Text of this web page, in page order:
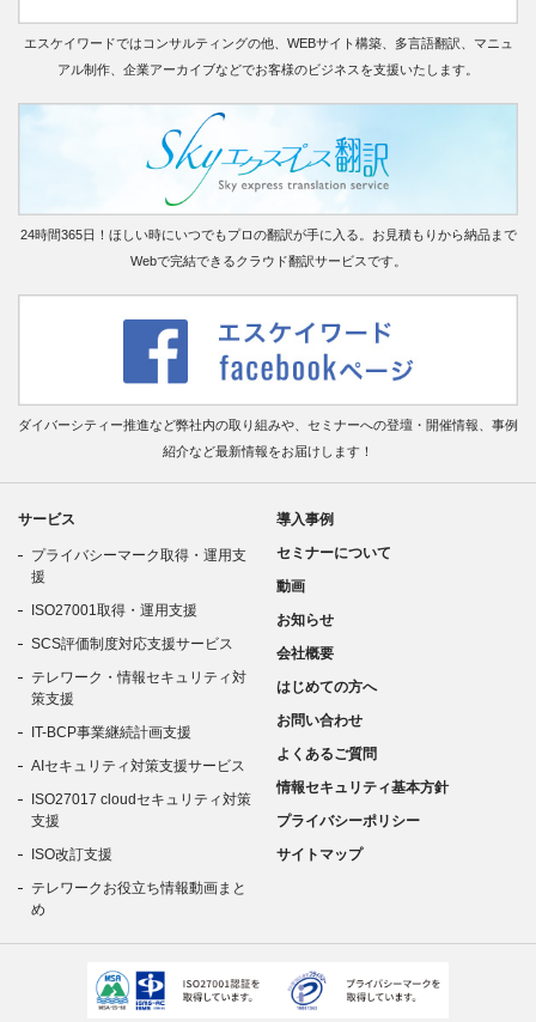
エスケイワードではコンサルティングの他、WEBサイト構築、多言語翻訳、マニュ
アル制作、企業アーカイブなどでお客様のビジネスを支援いたします。
24時間365日！ほしい時にいつでもプロの翻訳が手に入る。お見積もりから納品まで
Webで完結できるクラウド翻訳サービスです。
ダイバーシティー推進など弊社内の取り組みや、セミナーへの登壇・開催情報、事例
紹介など最新情報をお届けします！
サービス
プライバシーマーク取得・運用支
援
ISO27001取得・運用支援
SCS評価制度対応支援サービス
テレワーク・情報セキュリティ対
策支援
IT-BCP事業継続計画支援
AIセキュリティ対策支援サービス
ISO27017 cloudセキュリティ対策
支援
ISO改訂支援
テレワークお役立ち情報動画まと
め
導入事例
セミナーについて
動画
お知らせ
会社概要
はじめての方へ
お問い合わせ
よくあるご質問
情報セキュリティ基本方針
プライバシーポリシー
サイトマップ